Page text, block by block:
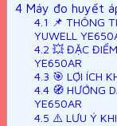
4 Máy đo huyết
4.1 📌 THÔNG
YUWELL
4.2 💥 ĐẶC
YE650AR
4.3 🎯 LỢI ÍCH
4.4🧭 HƯỚNG
YE650AR
4.5 ⚠️ LƯU Ý